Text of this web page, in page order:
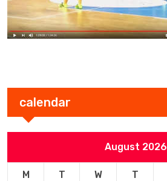
calendar
August 2026
M T W T